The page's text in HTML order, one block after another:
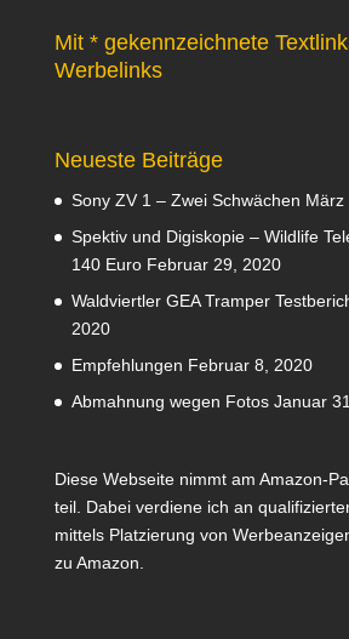
Mit * gekennzeichnete
Werbelinks
Neueste Beiträge
Sony ZV 1 – Zwei Schwächen März
Spektiv und Digiskopie – Wildlife
140 Euro Februar 29, 2020
Waldviertler GEA Tramper
2020
Empfehlungen Februar 8, 2020
Abmahnung wegen Fotos Januar
Diese Webseite nimmt am Amazon-
teil. Dabei verdiene ich an
mittels Platzierung von
zu Amazon.